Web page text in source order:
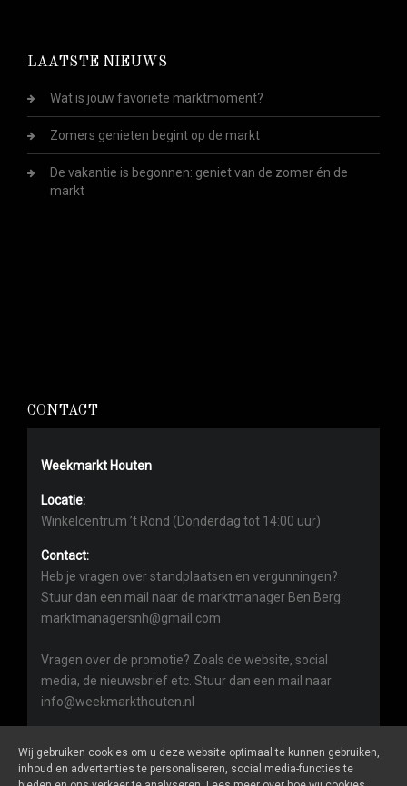
LAATSTE NIEUWS
Wat is jouw favoriete marktmoment?
Zomers genieten begint op de markt
De vakantie is begonnen: geniet van de zomer én de
markt
CONTACT
Weekmarkt Houten
Locatie:
Winkelcentrum ’t Rond (Donderdag tot 14:00 uur)
Contact:
Heb je vragen over standplaatsen en vergunningen?
Stuur dan een mail naar de marktmanager Ben Berg:
marktmanagersnh@gmail.com
Vragen over de promotie? Zoals de website, social
media, de nieuwsbrief etc. Stuur dan een mail naar
info@weekmarkthouten.nl
Wij gebruiken cookies om u deze website optimaal te kunnen gebruiken,
inhoud en advertenties te personaliseren, social media-functies te